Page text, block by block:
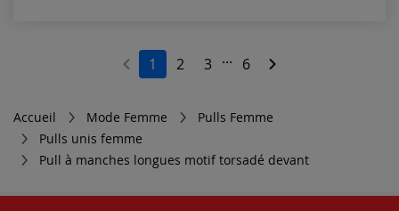
1 2 3 ... 6
Accueil Mode Femme
Pulls Femme
Pulls unis femme
Pull à manches longues motif torsadé devant